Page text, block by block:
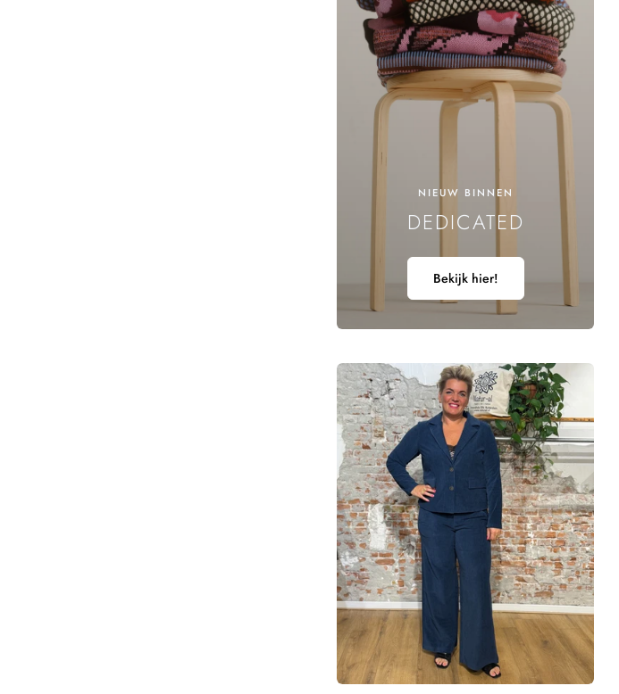
N
G
NIEUW BINNEN
DEDICATED
Bekijk hier!